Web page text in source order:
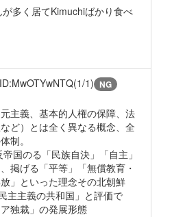
多く居てKimuchiばかり食べ
ID:MwOTYwNTQ(1/1) NG
主義、基本的人権の保障、法
ど）とは全く異なる概念、全
制。
国のる「民族自決」「自主」
掲げる「平等」「無償教育・
」といった理念その北朝鮮
主主義の共和国」と評価で
独裁」の発展形態